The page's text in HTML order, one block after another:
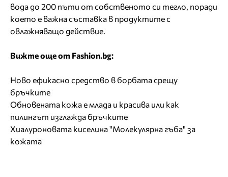
вода до 200 пъти от собственото си тегло, поради
което е важна съставка в продуктите с
овлажняващо действие.
Вижте още от Fashion.bg:
Ново ефикасно средство в борбата срещу
бръчките
Обновената кожа е млада и красива или как
пилингът изглажда бръчките
Хиалуроновата киселина "Молекулярна гъба" за
кожата